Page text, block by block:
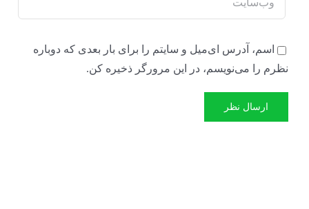
اسم، آدرس ای‌میل و سایتم را برای بار بعدی که دوباره
نظرم را می‌نویسم، در این مرورگر ذخیره کن.